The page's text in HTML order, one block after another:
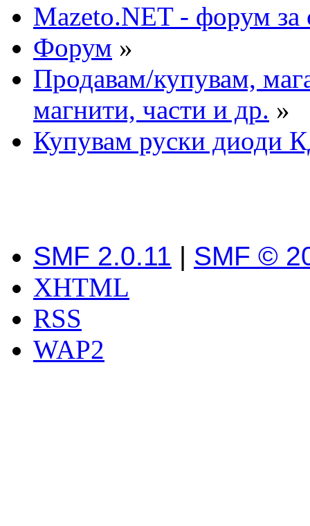
Mazeto.NET - форум за
Форум »
Продавам/купувам,
магнити, части и др. »
Купувам руски диоди
SMF 2.0.11 | SMF ©
XHTML
RSS
WAP2